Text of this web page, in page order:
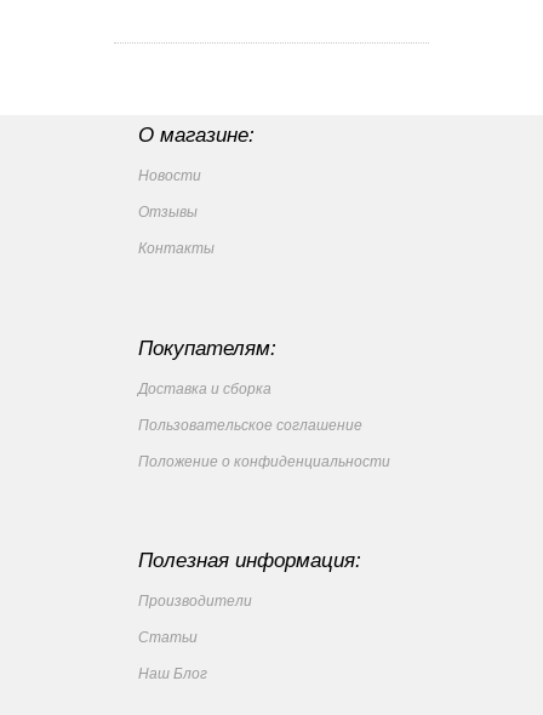
О магазине:
Новости
Отзывы
Контакты
Покупателям:
Доставка и сборка
Пользовательское соглашение
Положение о конфиденциальности
Полезная информация:
Производители
Статьи
Наш Блог